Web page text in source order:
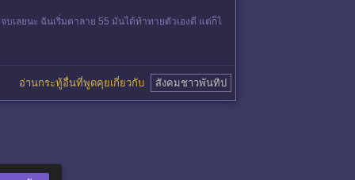
เลยนะ ฉันเริ่มตาลาย 55 มันได้ท้าทายตัวเองดี แต่ก็ไ
อ่านกระทู้อื่นที่พูดคุยเกี่ยวกับ สังคมชาวพันทิป